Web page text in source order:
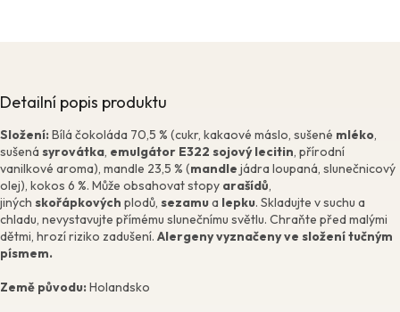
Detailní popis produktu
Složení:Bílá čokoláda 70,5 % (cukr, kakaové máslo, sušené mléko,
sušená syrovátka, emulgátor E322 sojový lecitin, přírodní
vanilkové aroma), mandle 23,5 % (mandle jádra loupaná, slunečnicový
olej), kokos 6 %. Může obsahovat stopy arašídů,
jiných skořápkových plodů, sezamua lepku. Skladujte v suchu a
chladu, nevystavujte přímému slunečnímu světlu. Chraňte před malými
dětmi, hrozí riziko zadušení. Alergeny vyznačeny ve složení tučným
písmem.
Země původu:Holandsko